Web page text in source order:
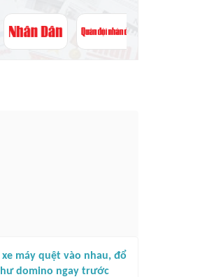
xe máy quệt vào nhau, đổ
domino ngay trước